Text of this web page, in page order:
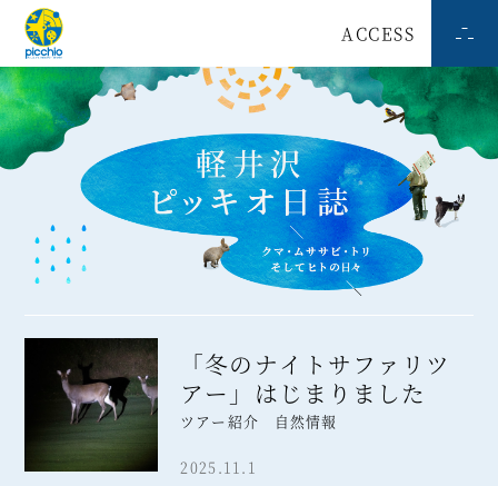
ACCESS
「冬のナイトサファリツ
アー」はじまりました
ツアー紹介 自然情報
2025.11.1